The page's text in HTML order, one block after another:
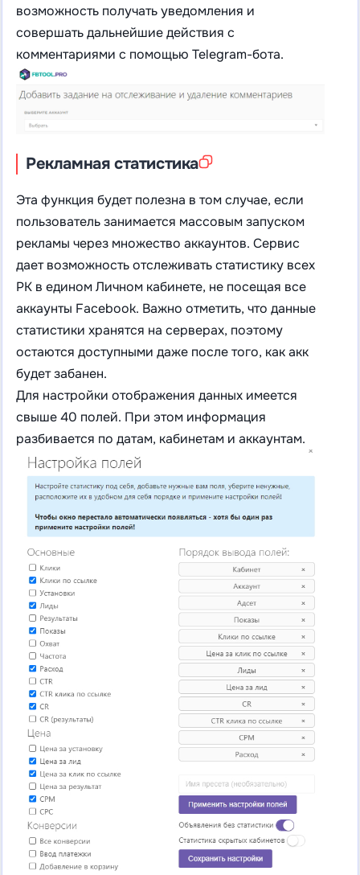
возможность получать уведомления и
совершать дальнейшие действия с
комментариями с помощью Telegram-бота.
Рекламная статистика
Эта функция будет полезна в том случае, если
пользователь занимается массовым запуском
рекламы через множество аккаунтов. Сервис
дает возможность отслеживать статистику всех
РК в едином Личном кабинете, не посещая все
аккаунты Facebook. Важно отметить, что данные
статистики хранятся на серверах, поэтому
остаются доступными даже после того, как акк
будет забанен.
Для настройки отображения данных имеется
свыше 40 полей. При этом информация
разбивается по датам, кабинетам и аккаунтам.